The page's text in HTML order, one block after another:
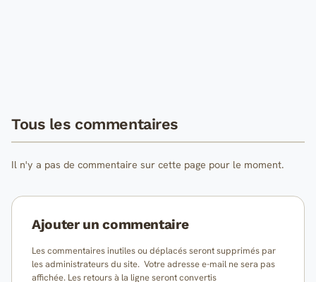
Tous les commentaires
Il n'y a pas de commentaire sur cette page pour le moment.
Ajouter un commentaire
Les commentaires inutiles ou déplacés seront supprimés par
les administrateurs du site. Votre adresse e-mail ne sera pas
affichée. Les retours à la ligne seront convertis